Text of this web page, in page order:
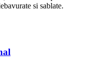
si sablate.